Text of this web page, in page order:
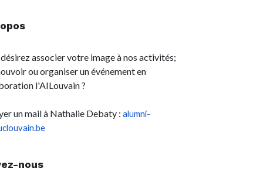
associer votre image à nos activités;
ou organiser un événement en
l'AILouvain ?
un mail à Nathalie Debaty : alumni-
nous